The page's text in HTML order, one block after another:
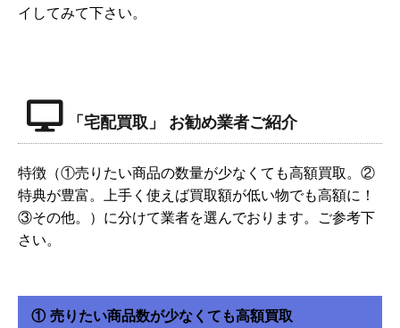
イしてみて下さい。
「宅配買取」 お勧め業者ご紹介
特徴（①売りたい商品の数量が少なくても高額買取。②
特典が豊富。上手く使えば買取額が低い物でも高額に！
③その他。）に分けて業者を選んでおります。ご参考下
さい。
① 売りたい商品数が少なくても高額買取